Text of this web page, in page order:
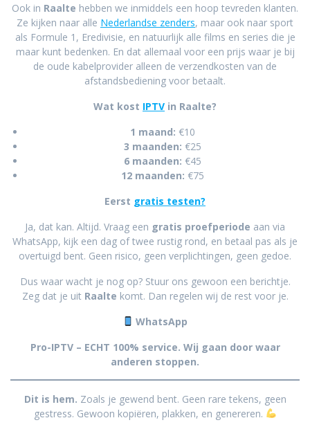
Ook in Raalte hebben we inmiddels een hoop tevreden klanten.
Ze kijken naar alle Nederlandse zenders, maar ook naar sport
als Formule 1, Eredivisie, en natuurlijk alle films en series die je
maar kunt bedenken. En dat allemaal voor een prijs waar je bij
de oude kabelprovider alleen de verzendkosten van de
afstandsbediening voor betaalt.
Wat kost IPTV in Raalte?
1 maand: €10
3 maanden: €25
6 maanden: €45
12 maanden: €75
Eerst gratis testen?
Ja, dat kan. Altijd. Vraag een gratis proefperiode aan via
WhatsApp, kijk een dag of twee rustig rond, en betaal pas als je
overtuigd bent. Geen risico, geen verplichtingen, geen gedoe.
Dus waar wacht je nog op? Stuur ons gewoon een berichtje.
Zeg dat je uit Raalte komt. Dan regelen wij de rest voor je.
WhatsApp
Pro-IPTV – ECHT 100% service. Wij gaan door waar
anderen stoppen.
Dit is hem. Zoals je gewend bent. Geen rare tekens, geen
gestress. Gewoon kopiëren, plakken, en genereren.